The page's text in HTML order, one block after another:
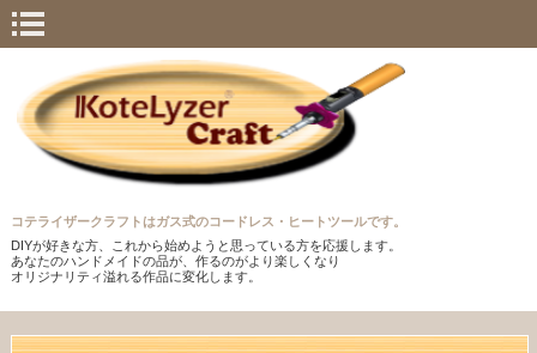
コテライザークラフトはガス式のコードレス・ヒートツールです。
DIYが好きな方、これから始めようと思っている方を応援します。
あなたのハンドメイドの品が、作るのがより楽しくなり
オリジナリティ溢れる作品に変化します。